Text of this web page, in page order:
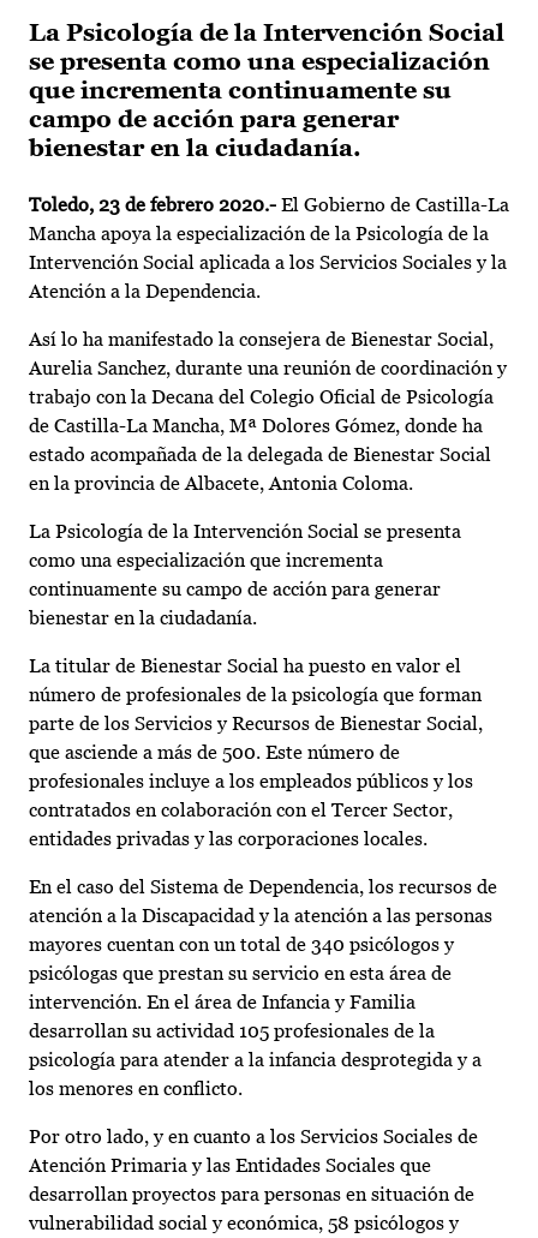
La Psicología de la Intervención Social
se presenta como una especialización
que incrementa continuamente su
campo de acción para generar
bienestar en la ciudadanía.
Toledo, 23 de febrero 2020.- El Gobierno de Castilla-La
Mancha apoya la especialización de la Psicología de la
Intervención Social aplicada a los Servicios Sociales y la
Atención a la Dependencia.
Así lo ha manifestado la consejera de Bienestar Social,
Aurelia Sanchez, durante una reunión de coordinación y
trabajo con la Decana del Colegio Oficial de Psicología
de Castilla-La Mancha, Mª Dolores Gómez, donde ha
estado acompañada de la delegada de Bienestar Social
en la provincia de Albacete, Antonia Coloma.
La Psicología de la Intervención Social se presenta
como una especialización que incrementa
continuamente su campo de acción para generar
bienestar en la ciudadanía.
La titular de Bienestar Social ha puesto en valor el
número de profesionales de la psicología que forman
parte de los Servicios y Recursos de Bienestar Social,
que asciende a más de 500. Este número de
profesionales incluye a los empleados públicos y los
contratados en colaboración con el Tercer Sector,
entidades privadas y las corporaciones locales.
En el caso del Sistema de Dependencia, los recursos de
atención a la Discapacidad y la atención a las personas
mayores cuentan con un total de 340 psicólogos y
psicólogas que prestan su servicio en esta área de
intervención. En el área de Infancia y Familia
desarrollan su actividad 105 profesionales de la
psicología para atender a la infancia desprotegida y a
los menores en conflicto.
Por otro lado, y en cuanto a los Servicios Sociales de
Atención Primaria y las Entidades Sociales que
desarrollan proyectos para personas en situación de
vulnerabilidad social y económica, 58 psicólogos y